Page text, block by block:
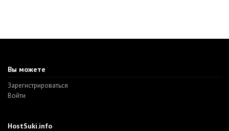
Вы можете
Зарегистрироваться
Войти
HostSuki.info